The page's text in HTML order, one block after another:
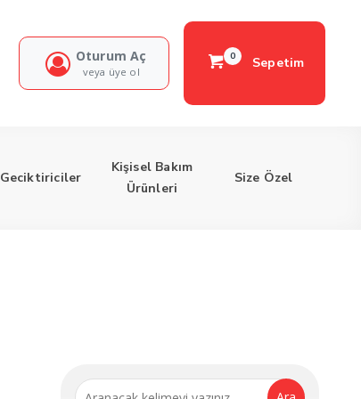
Oturum Aç
veya üye ol
0 Sepetim
Geciktiriciler
Kişisel Bakım
Ürünleri
Size Özel